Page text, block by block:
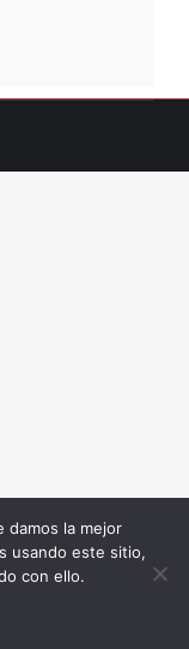
damos la mejor
usando este sitio,
con ello.